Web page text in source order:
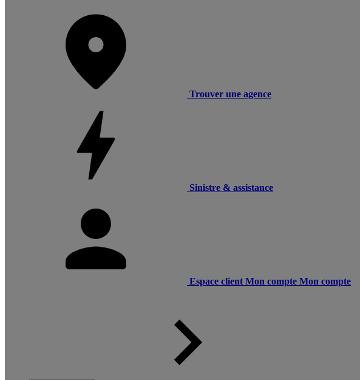
Trouver une agence
Sinistre & assistance
Espace client Mon compte Mon compte